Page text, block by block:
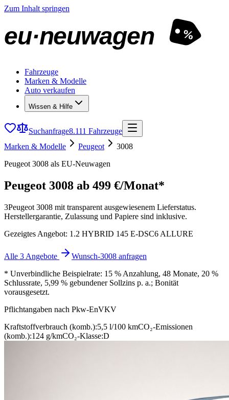
Zum Inhalt springen
eu·neuwagen %
Fahrzeuge
Marken & Modelle
Auto verkaufen
Wissen & Hilfe
Suchanfrage8.111 Fahrzeuge
Marken & Modelle
Peugeot
3008
Peugeot 3008 als EU-Neuwagen
Peugeot 3008 ab 499 €/Monat*
3Peugeot 3008 mit transparent ausgewiesenem Lieferstatus.
Herstellergarantie, Zulassung und Papiere sind inklusive.
Gezeigtes Angebot: 1.2 HYBRID 145 E-DSC6 ALLURE
Alle 3 Angebote
Wunsch-3008 anfragen
* Unverbindliche Beispielrate: 15 % Anzahlung, 48 Monate, 20 %
Schlussrate, 5,99 % gebundener Sollzins p. a.; Bonität
vorausgesetzt.
Pflichtangaben nach Pkw-EnVKV
Kraftstoffverbrauch (komb.):5,5 l/100 kmCO₂-Emissionen
(komb.):124 g/kmCO₂-Klasse:D